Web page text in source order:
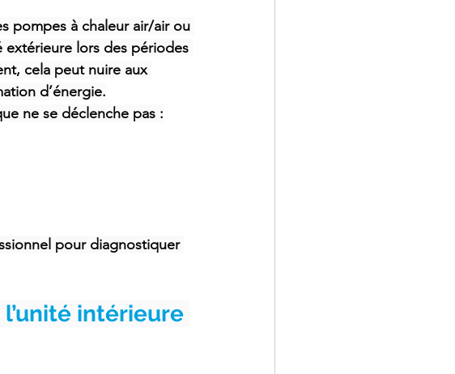
pompes à chaleur air/air ou
extérieure lors des périodes
cela peut nuire aux
d’énergie.
ne se déclenche pas :
pour diagnostiquer
intérieure